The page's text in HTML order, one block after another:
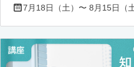
7月18日（土）〜 8月15日（